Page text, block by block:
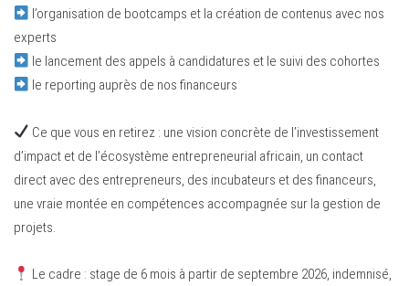
l’organisation de bootcamps et la création de contenus avec nos
experts
le lancement des appels à candidatures et le suivi des cohortes
le reporting auprès de nos financeurs
Ce que vous en retirez : une vision concrète de l’investissement
d’impact et de l’écosystème entrepreneurial africain, un contact
direct avec des entrepreneurs, des incubateurs et des financeurs,
une vraie montée en compétences accompagnée sur la gestion de
projets.
Le cadre : stage de 6 mois à partir de septembre 2026, indemnisé,